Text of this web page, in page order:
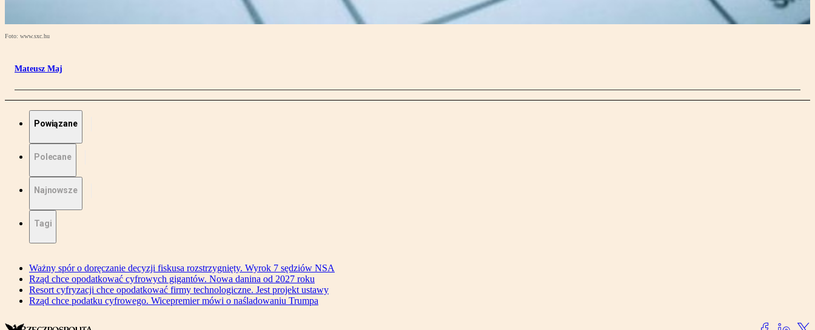
Foto: www.sxc.hu
Mateusz Maj
Powiązane
Polecane
Najnowsze
Tagi
Ważny spór o doręczanie decyzji fiskusa rozstrzygnięty. Wyrok 7 sędziów NSA
Rząd chce opodatkować cyfrowych gigantów. Nowa danina od 2027 roku
Resort cyfryzacji chce opodatkować firmy technologiczne. Jest projekt ustawy
Rząd chce podatku cyfrowego. Wicepremier mówi o naśladowaniu Trumpa